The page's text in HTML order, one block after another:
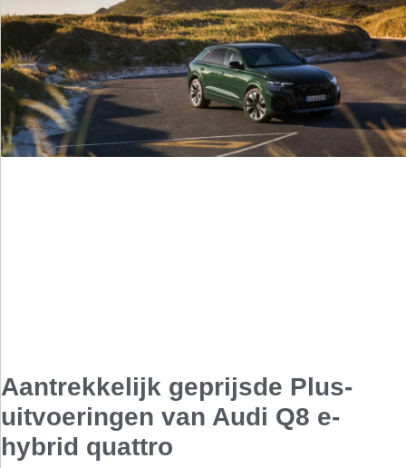
Aantrekkelijk geprijsde Plus-
uitvoeringen van Audi Q8 e-
hybrid quattro